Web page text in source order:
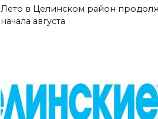
Лето в Целинском район
начала августа